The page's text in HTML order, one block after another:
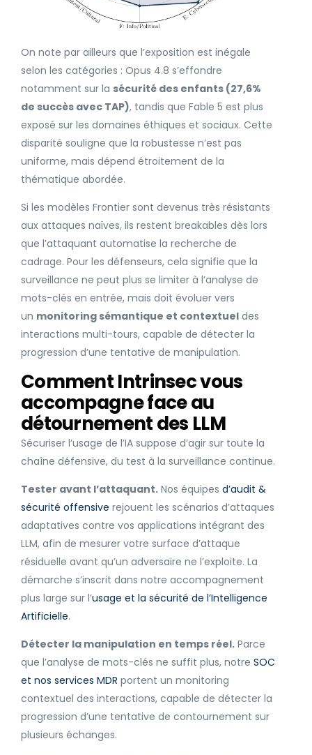
On note par ailleurs que l’exposition est inégale
selon les catégories : Opus 4.8 s’effondre
notamment sur la sécurité des enfants (27,6%
de succès avec TAP), tandis que Fable 5 est plus
exposé sur les domaines éthiques et sociaux. Cette
disparité souligne que la robustesse n’est pas
uniforme, mais dépend étroitement de la
thématique abordée.
Si les modèles Frontier sont devenus très résistants
aux attaques naïves, ils restent breakables dès lors
que l’attaquant automatise la recherche de
cadrage. Pour les défenseurs, cela signifie que la
surveillance ne peut plus se limiter à l’analyse de
mots-clés en entrée, mais doit évoluer vers
un monitoring sémantique et contextuel des
interactions multi-tours, capable de détecter la
progression d’une tentative de manipulation.
Comment Intrinsec vous
accompagne face au
détournement des LLM
Sécuriser l’usage de l’IA suppose d’agir sur toute la
chaîne défensive, du test à la surveillance continue.
Tester avant l’attaquant. Nos équipes d’audit &
sécurité offensive rejouent les scénarios d’attaques
adaptatives contre vos applications intégrant des
LLM, afin de mesurer votre surface d’attaque
résiduelle avant qu’un adversaire ne l’exploite. La
démarche s’inscrit dans notre accompagnement
plus large sur l’usage et la sécurité de l’Intelligence
Artificielle.
Détecter la manipulation en temps réel. Parce
que l’analyse de mots-clés ne suffit plus, notre SOC
et nos services MDR portent un monitoring
contextuel des interactions, capable de détecter la
progression d’une tentative de contournement sur
plusieurs échanges.